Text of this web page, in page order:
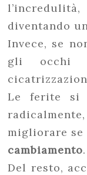
diventando
Invece, se
gli occhi
Le ferite si
migliorare se
cambiamento.
Del resto,